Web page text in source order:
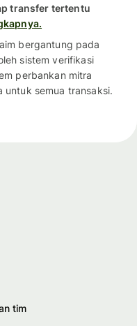
transfer tertentu
bergantung pada
sistem verifikasi
perbankan mitra
semua transaksi.
tim